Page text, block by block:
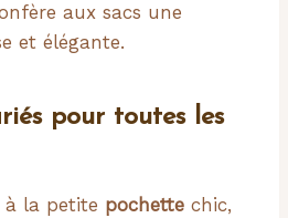
aux sacs une
et élégante.
pour toutes les
à la petite pochette chic,